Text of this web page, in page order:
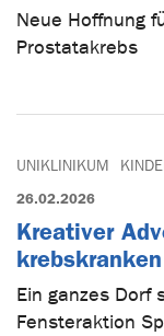
Neue Hoffnung
Prostatakrebs
UNIKLINIKUM
26.02.2026
Kreativer
Ein ganzes Dorf
Fensteraktion